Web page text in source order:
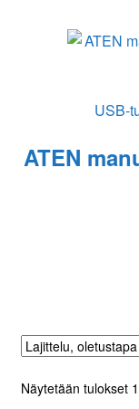
USB-
ATEN
Näytetään tulokset